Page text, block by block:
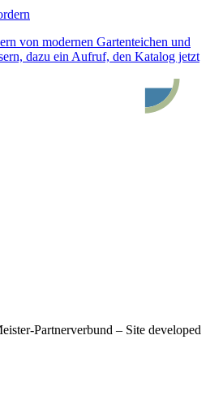
Partnerverbund – Site developed